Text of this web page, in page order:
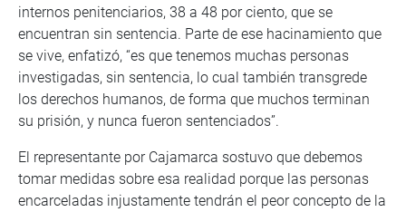
internos penitenciarios, 38 a 48 por ciento, que se
encuentran sin sentencia. Parte de ese hacinamiento que
se vive, enfatizó, “es que tenemos muchas personas
investigadas, sin sentencia, lo cual también transgrede
los derechos humanos, de forma que muchos terminan
su prisión, y nunca fueron sentenciados”.
El representante por Cajamarca sostuvo que debemos
tomar medidas sobre esa realidad porque las personas
encarceladas injustamente tendrán el peor concepto de la